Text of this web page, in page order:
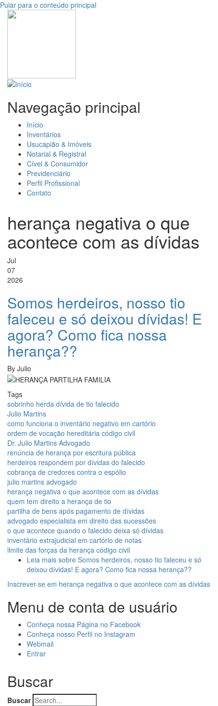
Pular para o conteúdo principal
Navegação principal
Início
Inventários
Usucapião & Imóveis
Notarial & Registral
Cível & Consumidor
Previdenciário
Perfil Profissional
Contato
herança negativa o que
acontece com as dívidas
Jul
07
2026
Somos herdeiros, nosso tio
faleceu e só deixou dívidas! E
agora? Como fica nossa
herança??
By Julio
Tags
sobrinho herda dívida de tio falecido
Julio Martins
como funciona o inventário negativo em cartório
ordem de vocação hereditária código civil
Dr. Julio Martins Advogado
renúncia de herança por escritura pública
herdeiros respondem por dívidas do falecido
cobrança de credores contra o espólio
julio martins advogado
herança negativa o que acontece com as dívidas
quem tem direito a herança de tio
partilha de bens após pagamento de dívidas
advogado especialista em direito das sucessões
o que acontece quando o falecido deixa só dívidas
inventário extrajudicial em cartório de notas
limite das forças da herança código civil
Leia mais sobre Somos herdeiros, nosso tio faleceu e só
deixou dívidas! E agora? Como fica nossa herança??
Inscrever-se em herança negativa o que acontece com as dívidas
Menu de conta de usuário
Conheça nossa Página no Facebook
Conheça nosso Perfil no Instagram
Webmail
Entrar
Buscar
Buscar